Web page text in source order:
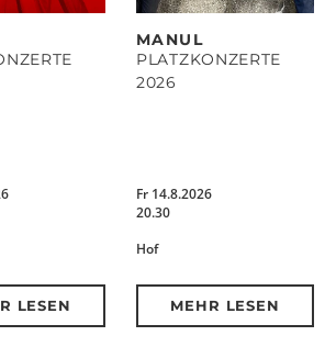
LESEN
MANUL
PLATZKONZERTE
2026
Fr 14.8.2026
20.30
Hof
MEHR LESEN